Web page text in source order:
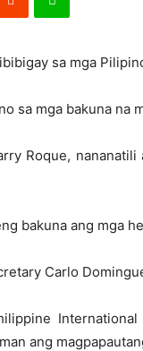
sa mga
sa mga bakuna na
Roque,
bakuna ang mga
Carlo
ang